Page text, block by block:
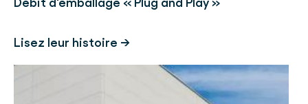
Lisez leur histoire →